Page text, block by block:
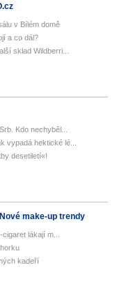
v Bílém domě
a co dál?
sklad Wildberri...
Kdo nechyběl...
vypadá hektické lé...
desetiletí«!
Nové make-up trendy
lákají m...
kadeří